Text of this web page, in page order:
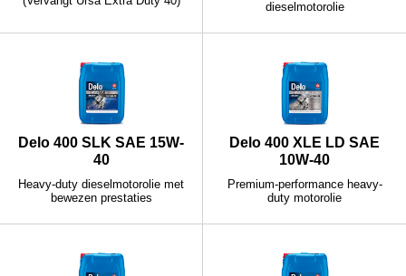
dieselmotorolie
Delo 400 SLK SAE 15W-
40
Heavy-duty dieselmotorolie met
bewezen prestaties
Delo 400 XLE LD SAE
10W-40
Premium-performance heavy-
duty motorolie